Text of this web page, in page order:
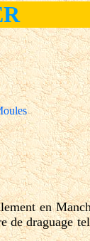
en
de draguage